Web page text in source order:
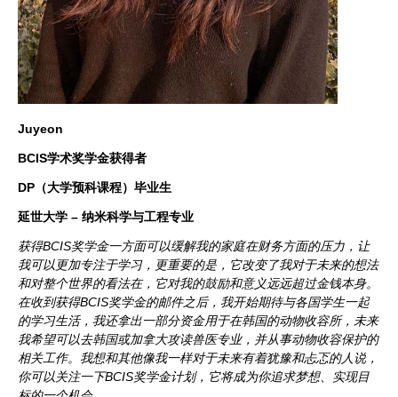
Juyeon
BCIS学术奖学金获得者
DP（大学预科课程）毕业生
延世大学 – 纳米科学与工程专业
获得BCIS奖学金一方面可以缓解我的家庭在财务方面的压力，让
我可以更加专注于学习，更重要的是，它改变了我对于未来的想法
和对整个世界的看法在，它对我的鼓励和意义远远超过金钱本身。
在收到获得BCIS奖学金的邮件之后，我开始期待与各国学生一起
的学习生活，我还拿出一部分资金用于在韩国的动物收容所，未来
我希望可以去韩国或加拿大攻读兽医专业，并从事动物收容保护的
相关工作。我想和其他像我一样对于未来有着犹豫和忐忑的人说，
你可以关注一下BCIS奖学金计划，它将成为你追求梦想、实现目